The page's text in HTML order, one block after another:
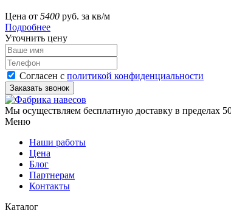
Цена от 5400 руб. за кв/м
Подробнее
Уточнить цену
Согласен с политикой конфиденциальности
Мы осуществляем бесплатную доставку в пределах
Меню
Наши работы
Цена
Блог
Партнерам
Контакты
Каталог